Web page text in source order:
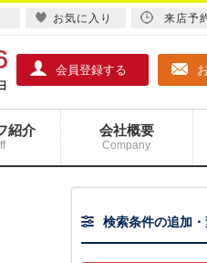
会員登録する
紹介 会社概要
Company
検索条件の追加
お気に入り 来店予